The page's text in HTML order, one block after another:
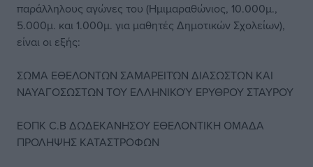
παράλληλους αγώνες του (Ημιμαραθώνιος, 10.000μ.,
5.000μ. και 1.000μ. για μαθητές Δημοτικών Σχολείων),
είναι οι εξής:
ΣΩΜΑ ΕΘΕΛΟΝΤΩΝ ΣΑΜΑΡΕΙΤΏΝ ΔΙΑΣΩΣΤΩΝ ΚΑΙ
ΝΑΥΑΓΟΣΩΣΤΩΝ ΤΟΥ ΕΛΛΗΝΙΚΟΎ ΕΡΥΘΡΟΥ ΣΤΑΥΡΟΥ
ΕΟΠΚ C.B ΔΩΔΕΚΑΝΗΣΟΥ ΕΘΕΛΟΝΤΙΚΗ ΟΜΑΔΑ
ΠΡΟΛΗΨΗΣ ΚΑΤΑΣΤΡΟΦΩΝ